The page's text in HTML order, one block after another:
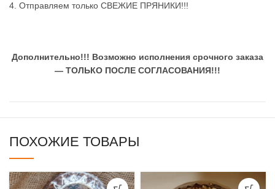
4. Отправляем только СВЕЖИЕ ПРЯНИКИ!!!
Дополнительно!!! Возможно исполнения срочного заказа
— ТОЛЬКО ПОСЛЕ СОГЛАСОВАНИЯ!!!
ПОХОЖИЕ ТОВАРЫ